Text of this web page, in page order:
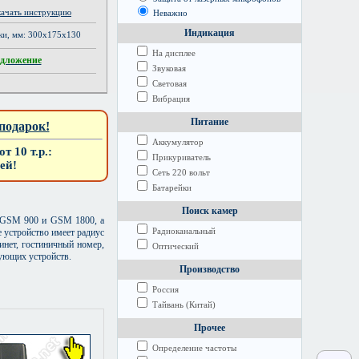
инструкцию
мм: 300х175х130
10 т.р.:
900 и GSM 1800, а
имеет радиус
гостиничный номер,
устройств.
Неважно
Индикация
На дисплее
Звуковая
Световая
Вибрация
Питание
Аккумулятор
Прикуриватель
Сеть 220 вольт
Батарейки
Поиск камер
Радиоканальный
Оптический
Производство
Россия
Тайвань (Китай)
Прочее
Определение частоты